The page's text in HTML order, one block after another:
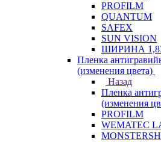
PROFILM
QUANTUM
SAFEX
SUN VISION
ШИРИНА 1,83
Пленка
(изменения цвета)
Назад
Пленка
(изменения
PROFILM
WEMATEC